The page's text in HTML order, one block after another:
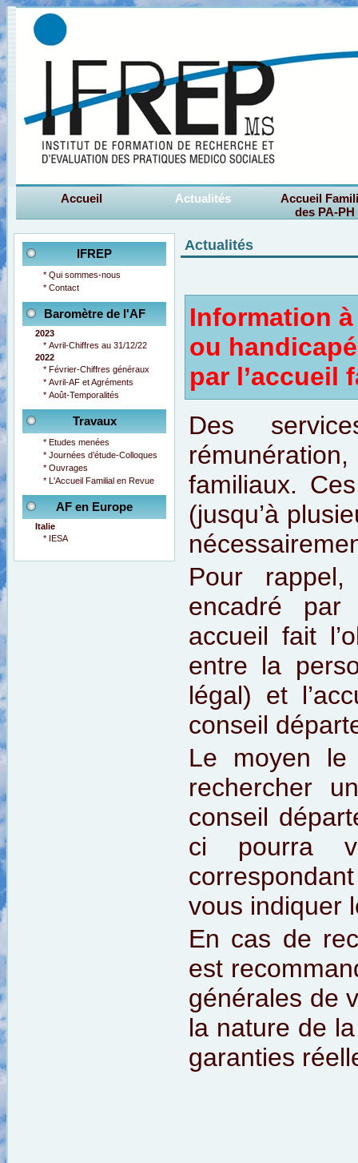
Accueil Actualités
Accueil
des PA-PH
IFREP
* Qui sommes-nous
* Contact
Baromètre de l'AF
2023
* Avril-Chiffres au 31/12/22
2022
* Février-Chiffres généraux
* Avril-AF et Agréments
* Août-Temporalités
Travaux
* Etudes menées
* Journées d’étude-Colloques
* Ouvrages
* L'Accueil Familial en Revue
AF en Europe
Italie
* IESA
Actualités
Information
ou
par l’accueil
Des
familiaux.
(jusqu’à
Pour
encadré par
accueil fait
entre la
légal) et
conseil
Le moyen
rechercher
conseil
ci pourra
vous indiquer
En cas de
est
générales de
la nature de
garanties